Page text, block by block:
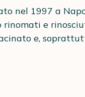
nel 1997 a
rinomati e
e,